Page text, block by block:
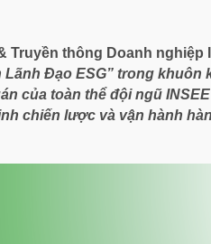
thông Doanh nghiệp
Đạo ESG” trong
của toàn thể đội ngũ
chiến lược và vận hành